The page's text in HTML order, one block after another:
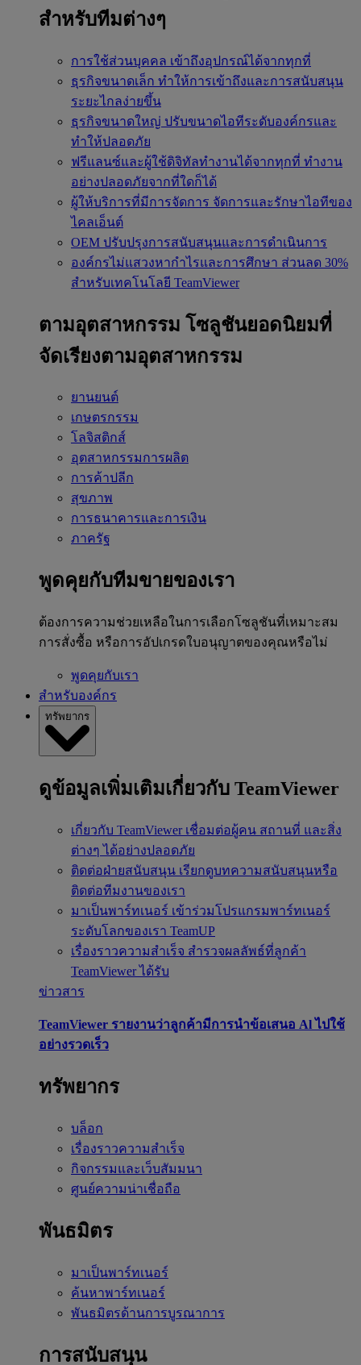
สำหรับทีมต่างๆ
การใช้ส่วนบุคคล เข้าถึงอุปกรณ์ได้จากทุกที่
ธุรกิจขนาดเล็ก ทำให้การเข้าถึงและการสนับสนุน
ระยะไกลง่ายขึ้น
ธุรกิจขนาดใหญ่ ปรับขนาดไอทีระดับองค์กรและ
ทำให้ปลอดภัย
ฟรีแลนซ์และผู้ใช้ดิจิทัลทำงานได้จากทุกที่ ทำงาน
อย่างปลอดภัยจากที่ใดก็ได้
ผู้ให้บริการที่มีการจัดการ จัดการและรักษาไอทีของ
ไคลเอ็นต์
OEM ปรับปรุงการสนับสนุนและการดำเนินการ
องค์กรไม่แสวงหากำไรและการศึกษา ส่วนลด 30%
สำหรับเทคโนโลยี TeamViewer
ตามอุตสาหกรรม โซลูชันยอดนิยมที่
จัดเรียงตามอุตสาหกรรม
ยานยนต์
เกษตรกรรม
โลจิสติกส์
อุตสาหกรรมการผลิต
การค้าปลีก
สุขภาพ
การธนาคารและการเงิน
ภาครัฐ
พูดคุยกับทีมขายของเรา
ต้องการความช่วยเหลือในการเลือกโซลูชันที่เหมาะสม
การสั่งซื้อ หรือการอัปเกรดใบอนุญาตของคุณหรือไม่
พูดคุยกับเรา
สำหรับองค์กร
ทรัพยากร
ดูข้อมูลเพิ่มเติมเกี่ยวกับ TeamViewer
เกี่ยวกับ TeamViewer เชื่อมต่อผู้คน สถานที่ และสิ่ง
ต่างๆ ได้อย่างปลอดภัย
ติดต่อฝ่ายสนับสนุน เรียกดูบทความสนับสนุนหรือ
ติดต่อทีมงานของเรา
มาเป็นพาร์ทเนอร์ เข้าร่วมโปรแกรมพาร์ทเนอร์
ระดับโลกของเรา TeamUP
เรื่องราวความสำเร็จ สำรวจผลลัพธ์ที่ลูกค้า
TeamViewer ได้รับ
ข่าวสาร
TeamViewer รายงานว่าลูกค้ามีการนำข้อเสนอ Al ไปใช้
อย่างรวดเร็ว
ทรัพยากร
บล็อก
เรื่องราวความสำเร็จ
กิจกรรมและเว็บสัมมนา
ศูนย์ความน่าเชื่อถือ
พันธมิตร
มาเป็นพาร์ทเนอร์
ค้นหาพาร์ทเนอร์
พันธมิตรด้านการบูรณาการ
การสนับสนุน